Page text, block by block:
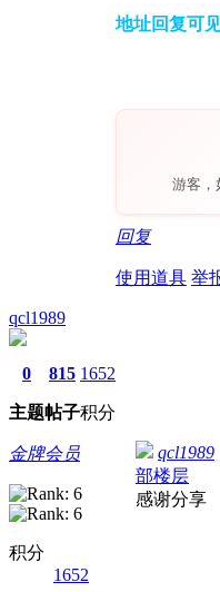
地址回复可
游客，
回复
使用道具 举
qcl1989
0
主题
815
帖子
1652
积分
金牌会员
积分
1652
qcl1989
部楼层
感谢分享